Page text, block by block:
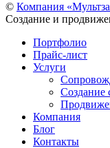
© Компания
Создание и
Портфолио
Прайс-лист
Услуги
Создание
Компания
Блог
Контакты